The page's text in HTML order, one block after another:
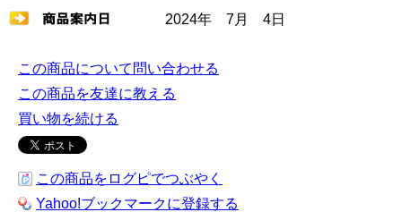
2024年 7月 4日
この商品について問い合わせる
この商品を友達に教える
買い物を続ける
この商品をログピでつぶやく
Yahoo!ブックマークに登録する